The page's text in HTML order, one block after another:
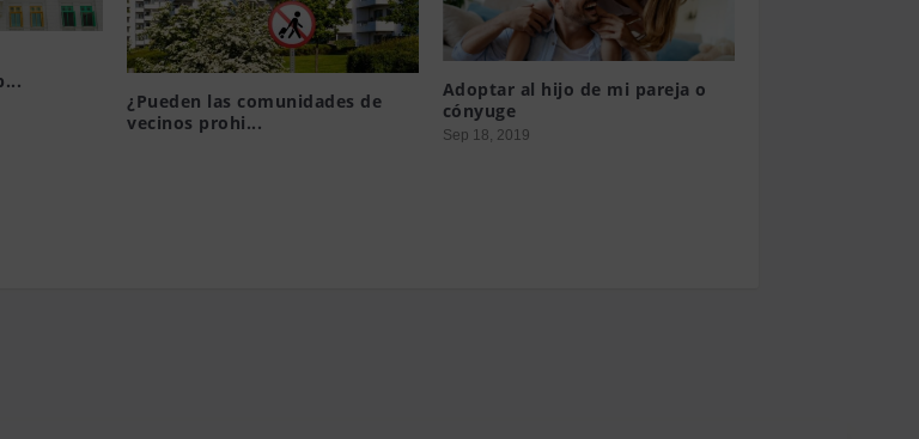
¿Pueden las comunidades de
vecinos prohi...
Adoptar al hijo de mi pareja o
cónyuge
Sep 18, 2019